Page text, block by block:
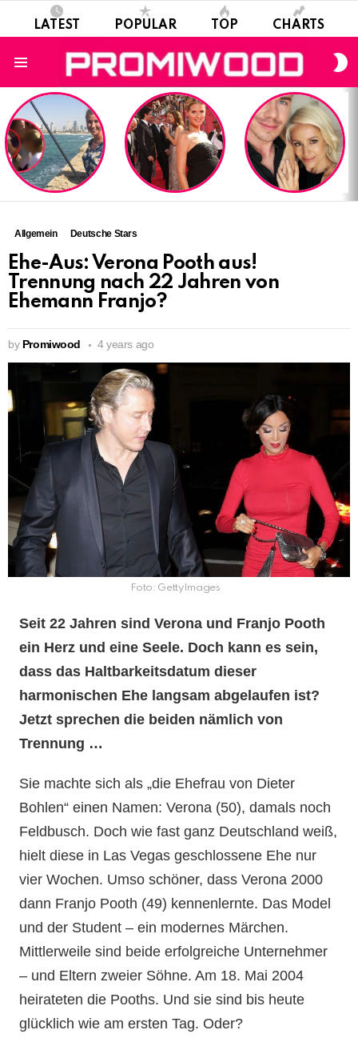
LATEST POPULAR TOP CHARTS
LATEST
STORIES
Allgemein Deutsche Stars
Ehe-Aus: Verona Pooth aus!
Trennung nach 22 Jahren von
Ehemann Franjo?
by Promiwood 4 years ago
Foto: GettyImages
Seit 22 Jahren sind Verona und Franjo Pooth
ein Herz und eine Seele. Doch kann es sein,
dass das Haltbarkeitsdatum dieser
harmonischen Ehe langsam abgelaufen ist?
Jetzt sprechen die beiden nämlich von
Trennung …
Sie machte sich als „die Ehefrau von Dieter
Bohlen“ einen Namen: Verona (50), damals noch
Feldbusch. Doch wie fast ganz Deutschland weiß,
hielt diese in Las Vegas geschlossene Ehe nur
vier Wochen. Umso schöner, dass Verona 2000
dann Franjo Pooth (49) kennenlernte. Das Model
und der Student – ein modernes Märchen.
Mittlerweile sind beide erfolgreiche Unternehmer
– und Eltern zweier Söhne. Am 18. Mai 2004
heirateten die Pooths. Und sie sind bis heute
glücklich wie am ersten Tag. Oder?